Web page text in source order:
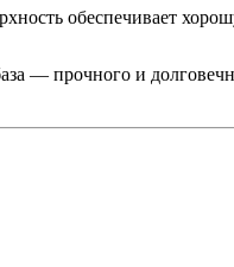
обеспечивает
— прочного и